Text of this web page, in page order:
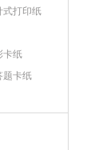
式打印纸
卡纸
题卡纸